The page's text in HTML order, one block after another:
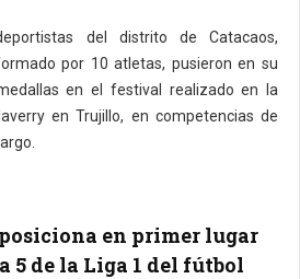
del distrito de Catacaos,
por 10 atletas, pusieron en su
en el festival realizado en la
en Trujillo, en competencias de
en primer lugar
5 de la Liga 1 del fútbol